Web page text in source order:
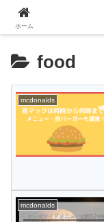
food
mcdonalds
mcdonalds
ホーム